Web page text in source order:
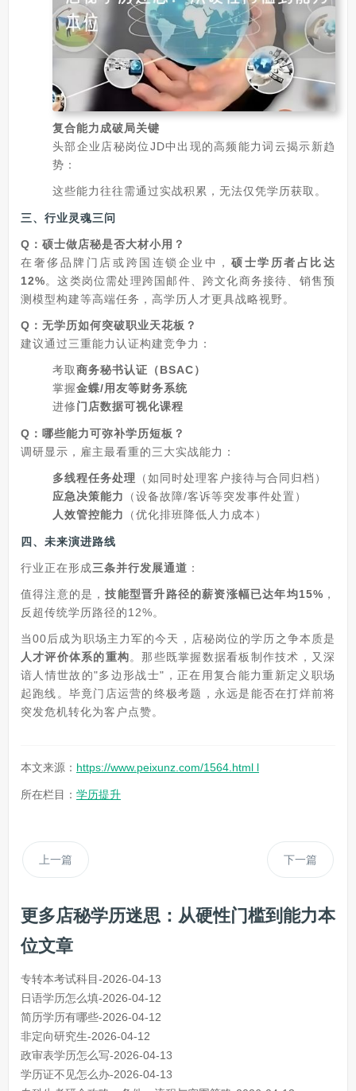
复合能力成破局关键
头部企业店秘岗位JD中出现的高频能力词云揭示新趋
势：
这些能力往往需通过实战积累，无法仅凭学历获取。
三、行业灵魂三问
Q：硕士做店秘是否大材小用？
在奢侈品牌门店或跨国连锁企业中，硕士学历者占比达
12%。这类岗位需处理跨国邮件、跨文化商务接待、销售预
测模型构建等高端任务，高学历人才更具战略视野。
Q：无学历如何突破职业天花板？
建议通过三重能力认证构建竞争力：
考取商务秘书认证（BSAC）
掌握金蝶/用友等财务系统
进修门店数据可视化课程
Q：哪些能力可弥补学历短板？
调研显示，雇主最看重的三大实战能力：
多线程任务处理 （如同时处理客户接待与合同归档）
应急决策能力
（设备故障/客诉等突发事件处置）
人效管控能力
（优化排班降低人力成本）
四、未来演进路线
行业正在形成三条并行发展通道 ：
值得注意的是，技能型晋升路径的薪资涨幅已达年均15% ，
反超传统学历路径的12%。
当00后成为职场主力军的今天，店秘岗位的学历之争本质是
人才评价体系的重构。那些既掌握数据看板制作技术，又深
谙人情世故的"多边形战士"，正在用复合能力重新定义职场
起跑线。毕竟门店运营的终极考题，永远是能否在打烊前将
突发危机转化为客户点赞。
本文来源： https://www.peixunz.com/1564.html l
所在栏目： 学历提升
上一篇 下一篇
更多店秘学历迷思：从硬性门槛到能力本
位文章
专转本考试科目-2026-04-13
日语学历怎么填-2026-04-12
简历学历有哪些-2026-04-12
非定向研究生-2026-04-12
政审表学历怎么写-2026-04-13
学历证不见怎么办-2026-04-13